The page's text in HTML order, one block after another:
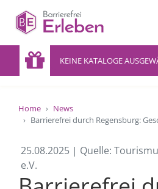
KEINE KATALOGE
Home
News
Barrierefrei durch Regensburg:
25.08.2025 | Quelle:
e.V.